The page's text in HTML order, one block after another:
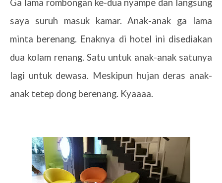
Ga lama rombongan ke-dua nyampe dan langsung
saya suruh masuk kamar. Anak-anak ga lama
minta berenang. Enaknya di hotel ini disediakan
dua kolam renang. Satu untuk anak-anak satunya
lagi untuk dewasa. Meskipun hujan deras anak-
anak tetep dong berenang. Kyaaaa.